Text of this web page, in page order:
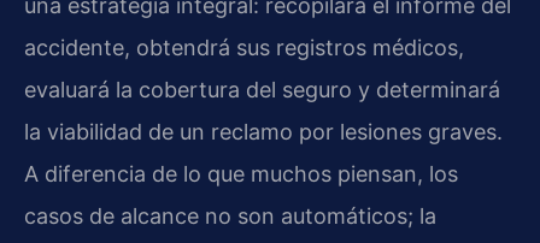
una estrategia integral: recopilará el informe del
accidente, obtendrá sus registros médicos,
evaluará la cobertura del seguro y determinará
la viabilidad de un reclamo por lesiones graves.
A diferencia de lo que muchos piensan, los
casos de alcance no son automáticos; la